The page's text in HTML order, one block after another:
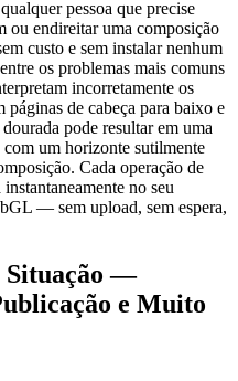
pessoa que precise
ou endireitar uma composição
custo e sem instalar nenhum
os problemas mais comuns
incorretamente os
páginas de cabeça para baixo e
pode resultar em uma
um horizonte sutilmente
Cada operação de
no seu
— sem upload, sem espera,
Situação —
e Muito